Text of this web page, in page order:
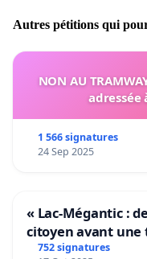
Autres pétitions qui
NON AU
adressée
1 566 signatures
24 Sep 2025
« Lac-Mégantic :
citoyen avant
de notre territoire »
752 signatures